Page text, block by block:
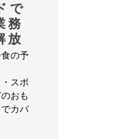
で
務
放
の予
スポ
おも
カバ